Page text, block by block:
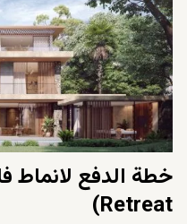
Retreat)